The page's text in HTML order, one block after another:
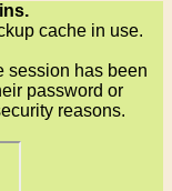
cache in use.
session has been
password or
reasons.